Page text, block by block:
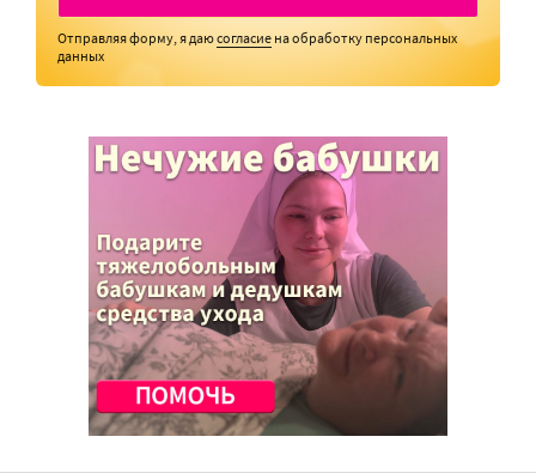
Отправляя форму, я даюсогласие на обработку персональных
данных